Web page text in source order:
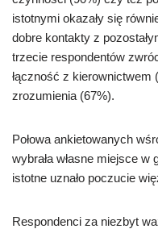
istotnymi okazały się
dobre kontakty z
trzecie respondentów
łączność z kierownictwem
zrozumienia (67%).
Połowa ankietowanych
wybrała własne miejsce
istotne uznało poczucie
Respondenci za niezbyt